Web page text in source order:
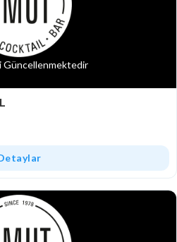
Güncellenmektedir